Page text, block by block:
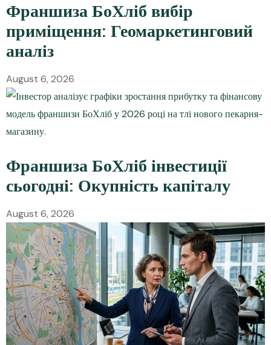
Франшиза БоХліб вибір
приміщення: Геомаркетинговий
аналіз
August 6, 2026
Франшиза БоХліб інвестиції
сьогодні: Окупність капіталу
August 6, 2026